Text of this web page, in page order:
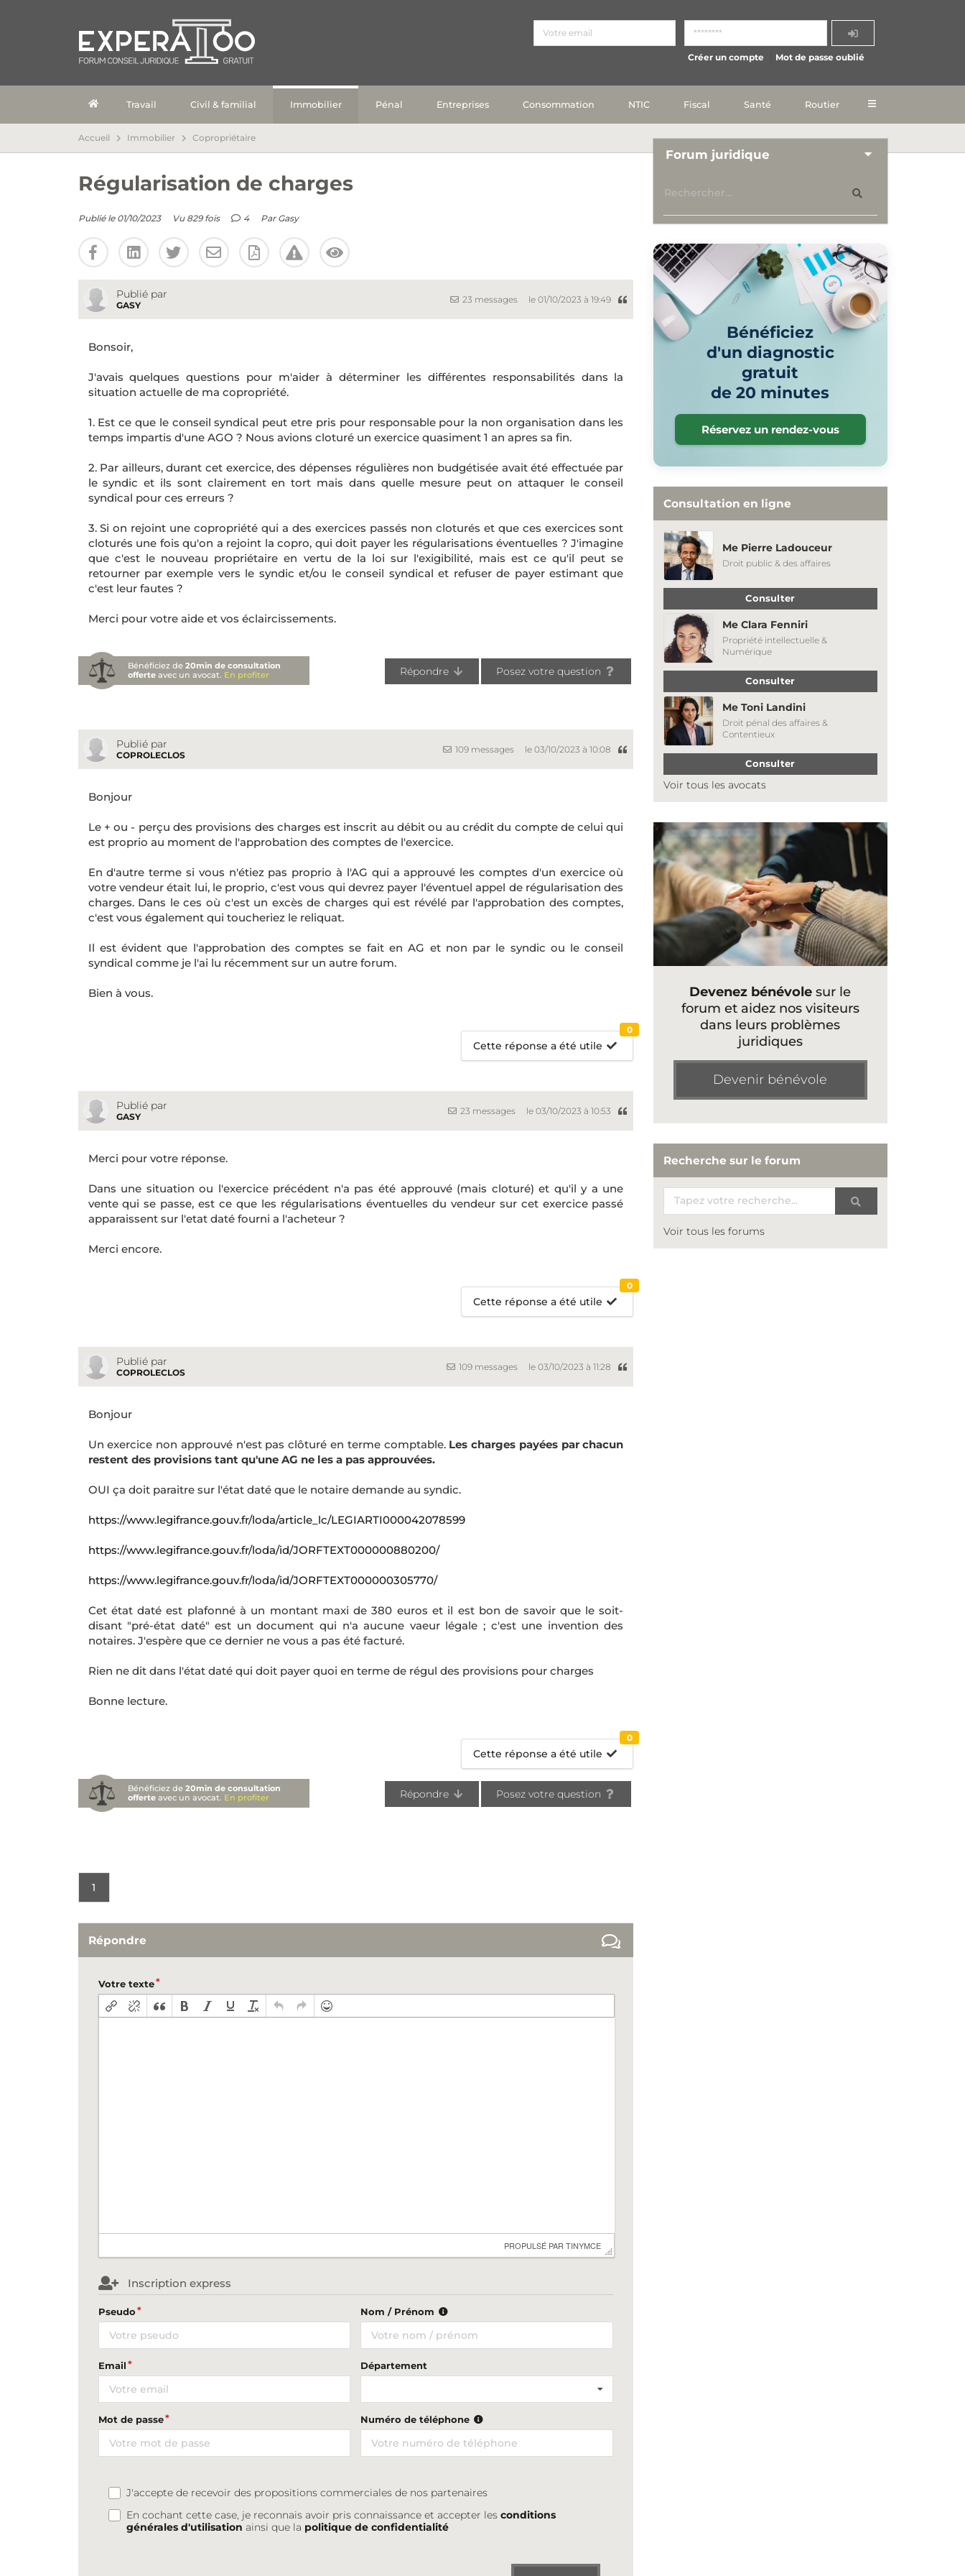
Créer un compte Mot de passe oublié
Travail Civil & familial Immobilier Pénal Entreprises Consommation NTIC Fiscal Santé Routier
Accueil Immobilier Copropriétaire
Régularisation de charges
Publié le 01/10/2023 Vu 829 fois 4 Par Gasy
Publié par
GASY
23 messages le 01/10/2023 à 19:49
Bonsoir,
J'avais quelques questions pour m'aider à déterminer les différentes responsabilités dans la
situation actuelle de ma copropriété.
1. Est ce que le conseil syndical peut etre pris pour responsable pour la non organisation dans les
temps impartis d'une AGO ? Nous avions cloturé un exercice quasiment 1 an apres sa fin.
2. Par ailleurs, durant cet exercice, des dépenses régulières non budgétisée avait été effectuée par
le syndic et ils sont clairement en tort mais dans quelle mesure peut on attaquer le conseil
syndical pour ces erreurs ?
3. Si on rejoint une copropriété qui a des exercices passés non cloturés et que ces exercices sont
cloturés une fois qu'on a rejoint la copro, qui doit payer les régularisations éventuelles ? J'imagine
que c'est le nouveau propriétaire en vertu de la loi sur l'exigibilité, mais est ce qu'il peut se
retourner par exemple vers le syndic et/ou le conseil syndical et refuser de payer estimant que
c'est leur fautes ?
Merci pour votre aide et vos éclaircissements.
Bénéficiez de20min de consultation
offerte avec un avocat. En profiter Répondre Posez votre question
Publié par
COPROLECLOS
109 messages le 03/10/2023 à 10:08
Bonjour
Le + ou - perçu des provisions des charges est inscrit au débit ou au crédit du compte de celui qui
est proprio au moment de l'approbation des comptes de l'exercice.
En d'autre terme si vous n'étiez pas proprio à l'AG qui a approuvé les comptes d'un exercice où
votre vendeur était lui, le proprio, c'est vous qui devrez payer l'éventuel appel de régularisation des
charges. Dans le ces où c'est un excès de charges qui est révélé par l'approbation des comptes,
c'est vous également qui toucheriez le reliquat.
Il est évident que l'approbation des comptes se fait en AG et non par le syndic ou le conseil
syndical comme je l'ai lu récemment sur un autre forum.
Bien à vous.
Cette réponse a été utile
0
Publié par
GASY
23 messages le 03/10/2023 à 10:53
Merci pour votre réponse.
Dans une situation ou l'exercice précédent n'a pas été approuvé (mais cloturé) et qu'il y a une
vente qui se passe, est ce que les régularisations éventuelles du vendeur sur cet exercice passé
apparaissent sur l'etat daté fourni a l'acheteur ?
Merci encore.
Cette réponse a été utile
0
Publié par
COPROLECLOS
109 messages le 03/10/2023 à 11:28
Bonjour
Un exercice non approuvé n'est pas clôturé en terme comptable. Les charges payées par chacun
restent des provisions tant qu'une AG ne les a pas approuvées.
OUI ça doit paraitre sur l'état daté que le notaire demande au syndic.
https://www.legifrance.gouv.fr/loda/article_lc/LEGIARTI000042078599
https://www.legifrance.gouv.fr/loda/id/JORFTEXT000000880200/
https://www.legifrance.gouv.fr/loda/id/JORFTEXT000000305770/
Cet état daté est plafonné à un montant maxi de 380 euros et il est bon de savoir que le soit-
disant "pré-état daté" est un document qui n'a aucune vaeur légale ; c'est une invention des
notaires. J'espère que ce dernier ne vous a pas été facturé.
Rien ne dit dans l'état daté qui doit payer quoi en terme de régul des provisions pour charges
Bonne lecture.
Cette réponse a été utile
0
Bénéficiez de20min de consultation
offerte avec un avocat. En profiter Répondre Posez votre question
1
Répondre
Votre texte
PROPULSÉ PAR TINYMCE
Inscription express
Pseudo Nom / Prénom
Email Département
Mot de passe Numéro de téléphone
J'accepte de recevoir des propositions commerciales de nos partenaires
En cochant cette case, je reconnais avoir pris connaissance et accepter lesconditions
générales d'utilisation ainsi que la politique de confidentialité
Forum juridique
Bénéficiez
d'un diagnostic
gratuit
de 20 minutes
Réservez un rendez-vous
Consultation en ligne
Me Pierre Ladouceur
Droit public & des affaires
Consulter
Me Clara Fenniri
Propriété intellectuelle &
Numérique
Consulter
Me Toni Landini
Droit pénal des affaires &
Contentieux
Consulter
Voir tous les avocats
Devenez bénévole sur le
forum et aidez nos visiteurs
dans leurs problèmes
juridiques
Devenir bénévole
Recherche sur le forum
Voir tous les forums